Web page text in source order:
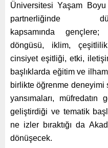
Üniversitesi Yaşam
partnerliğinde
kapsamında
döngüsü, iklim, çeşitlilik
cinsiyet eşitliği, etki,
başlıklarda eğitim ve
birlikte öğrenme
yansımaları, müfredatın
geliştirdiği ve tematik
ne izler bıraktığı da
dönüşecek.